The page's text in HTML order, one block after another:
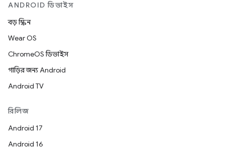
ANDROID ডিভাইস
বড় স্ক্রিন
Wear OS
ChromeOS ডিভাইস
গাড়ির জন্য Android
Android TV
রিলিজ
Android 17
Android 16